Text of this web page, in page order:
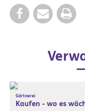
Gärtnerei
Kaufen - wo es